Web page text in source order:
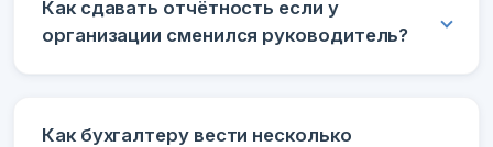
Как сдавать отчётность если у
организации сменился руководитель?
Как бухгалтеру вести несколько